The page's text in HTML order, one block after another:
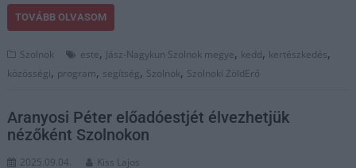
TOVÁBB OLVASOM
Szolnok este, Jász-Nagykun Szolnok megye, kedd, kertészkedés,
közösségi, program, segítség, Szolnok, Szolnoki ZöldErő
Aranyosi Péter előadóestjét élvezhetjük
nézőként Szolnokon
2025.09.04. Kiss Lajos